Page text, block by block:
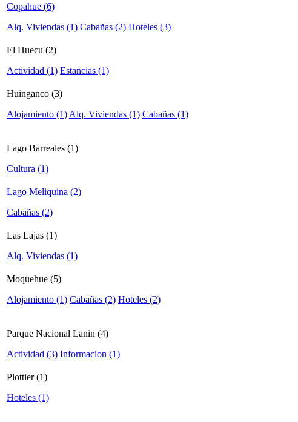
Copahue (6)
Alq. Viviendas (1) Cabañas (2) Hoteles (3)
El Huecu (2)
Actividad (1) Estancias (1)
Huinganco (3)
Alojamiento (1) Alq. Viviendas (1) Cabañas (1)
Lago Barreales (1)
Cultura (1)
Lago Meliquina (2)
Cabañas (2)
Las Lajas (1)
Alq. Viviendas (1)
Moquehue (5)
Alojamiento (1) Cabañas (2) Hoteles (2)
Parque Nacional Lanin (4)
Actividad (3) Informacion (1)
Plottier (1)
Hoteles (1)